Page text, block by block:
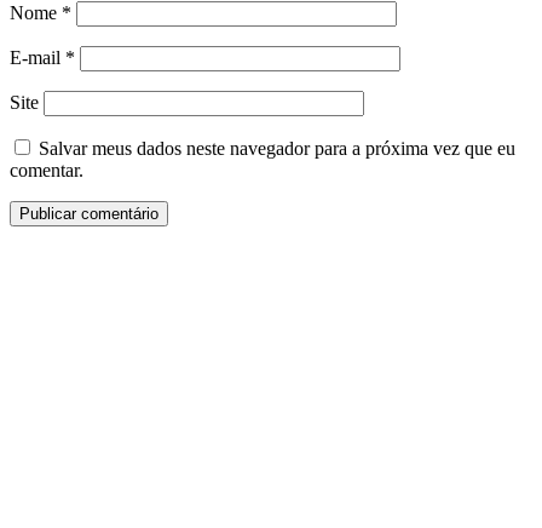
Nome *
E-mail *
Site
Salvar meus dados neste navegador para a próxima vez que eu
comentar.